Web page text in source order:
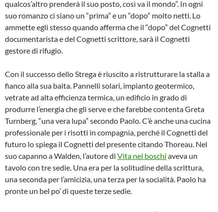
qualcos’altro prenderà il suo posto, così va il mondo”. In ogni
suo romanzo ci siano un “prima” e un “dopo” molto netti. Lo
ammette egli stesso quando afferma che il “dopo” del Cognetti
documentarista e del Cognetti scrittore, sarà il Cognetti
gestore di rifugio.
Con il successo dello Strega è riuscito a ristrutturare la stalla a
fianco alla sua baita. Pannelli solari, impianto geotermico,
vetrate ad alta efficienza termica, un edificio in grado di
produrre l’energia che gli serve e che farebbe contenta Greta
Turnberg, “una vera lupa” secondo Paolo. C’è anche una cucina
professionale per i risotti in compagnia, perché il Cognetti del
futuro lo spiega il Cognetti del presente citando Thoreau. Nel
suo capanno a Walden, l’autore di Vita nei boschi aveva un
tavolo con tre sedie. Una era per la solitudine della scrittura,
una seconda per l’amicizia, una terza per la socialità. Paolo ha
pronte un bel po’ di queste terze sedie.